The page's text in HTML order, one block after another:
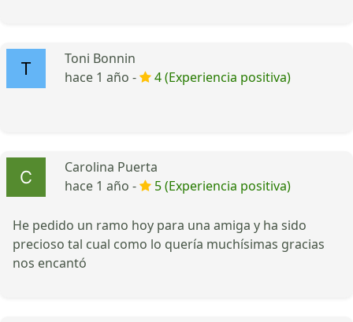
Toni Bonnin
hace 1 año -
4 (Experiencia positiva)
Carolina Puerta
hace 1 año -
5 (Experiencia positiva)
He pedido un ramo hoy para una amiga y ha sido
precioso tal cual como lo quería muchísimas gracias
nos encantó